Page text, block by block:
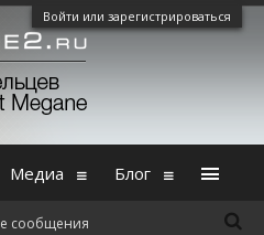
Войти или зарегистрироваться
сообщения
Медиа Блог